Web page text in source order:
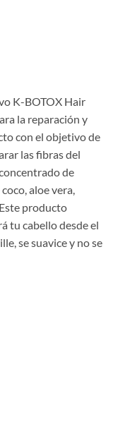
K-BOTOX Hair
la reparación y
con el objetivo de
las fibras del
de
aloe vera,
producto
tu cabello desde el
se suavice y no se